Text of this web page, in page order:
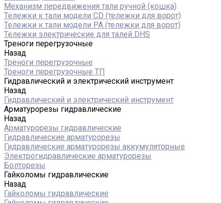
Механизм передвижения тали ручной (кошка)
Тележки к тали модели CD (тележки для ворот)
Тележки к тали модели РА (тележки для ворот)
Тележки электрические для талей DHS
Треноги перегрузочные
Назад
Треноги перегрузочные
Треноги перегрузочные ТП
Гидравлический и электрический инструмент
Назад
Гидравлический и электрический инструмент
Арматурорезы гидравлические
Назад
Арматурорезы гидравлические
Гидравлические арматурорезы
Гидравлические арматурорезы аккумуляторные
Электрогидравлические арматурорезы
Болторезы
Гайколомы гидравлические
Назад
Гайколомы гидравлические